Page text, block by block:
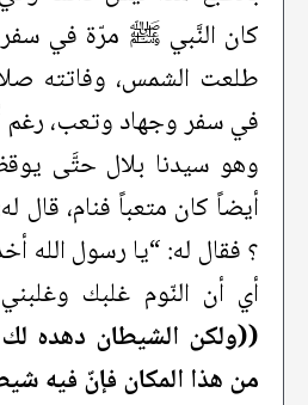
كان النَّبي ﷺ مرّة في
طلعت الشمس، وفاتته
في سفر وجهاد وتعب، رغم
وهو سيدنا بلال حتَّى
أيضاً كان متعباً فنام، قال
؟ فقال له: “يا رسول الله
أي أن النّوم غلبك
((ولكن الشيطان دهده
من هذا المكان فإنّ فيه